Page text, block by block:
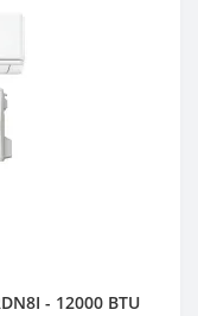
- 12000 BTU